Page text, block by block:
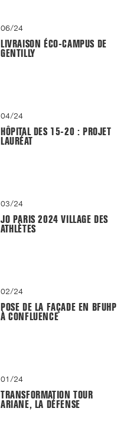
06/24
LIVRAISON ÉCO-CAMPUS DE
GENTILLY
04/24
HÔPITAL DES 15-20 : PROJET
LAURÉAT
03/24
JO PARIS 2024 VILLAGE DES
ATHLÈTES
02/24
POSE DE LA FAÇADE EN BFUHP
À CONFLUENCE
01/24
TRANSFORMATION TOUR
ARIANE, LA DÉFENSE